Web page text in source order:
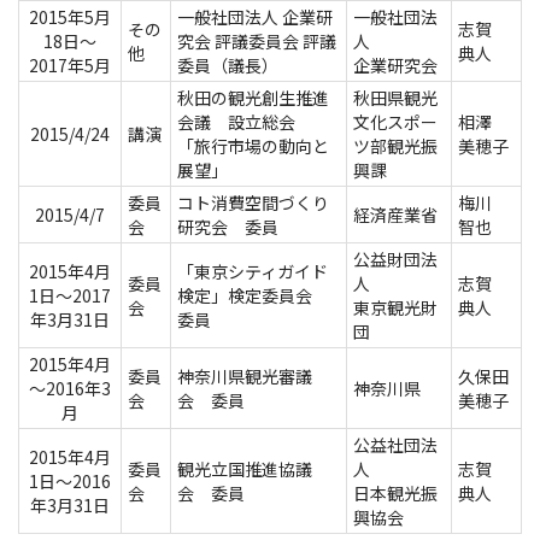
2015年5月
18日～
2017年5月
その
他
一般社団法人 企業研
究会 評議委員会 評議
委員（議長）
一般社団法
人
企業研究会
志賀
典人
2015/4/24 講演
秋田の観光創生推進
会議 設立総会
「旅行市場の動向と
展望」
秋田県観光
文化スポー
ツ部観光振
興課
相澤
美穂子
2015/4/7
委員
会
コト消費空間づくり
研究会 委員
経済産業省
梅川
智也
2015年4月
1日～2017
年3月31日
委員
会
「東京シティガイド
検定」検定委員会
委員
公益財団法
人
東京観光財
団
志賀
典人
2015年4月
～2016年3
月
委員
会
神奈川県観光審議
会 委員
神奈川県
久保田
美穂子
2015年4月
1日～2016
年3月31日
委員
会
観光立国推進協議
会 委員
公益社団法
人
日本観光振
興協会
志賀
典人